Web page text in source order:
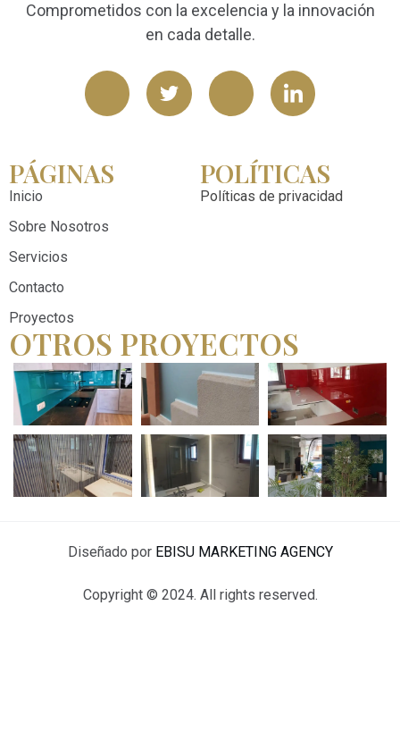
Comprometidos con la excelencia y la innovación
en cada detalle.
PÁGINAS
Inicio
Sobre Nosotros
Servicios
Contacto
Proyectos
POLÍTICAS
Políticas de privacidad
OTROS PROYECTOS
Diseñado por EBISU MARKETING AGENCY
Copyright © 2024. All rights reserved.